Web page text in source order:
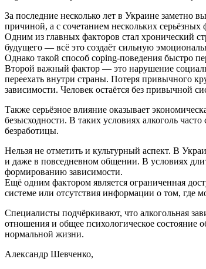
За последние несколько лет в Украине заметно
причиной, а с сочетанием нескольких
Одним из главных факторов стал хронический
будущего — всё это создаёт сильную
Однако такой способ coping-поведения быстро
Второй важный фактор — это нарушение
переехать внутри страны. Потеря привычного
зависимости. Человек остаётся без привычной
Также серьёзное влияние оказывает
безысходности. В таких условиях алкоголь
безработицы.
Нельзя не отметить и культурный аспект. В
и даже в повседневном общении. В условиях
формированию зависимости.
Ещё одним фактором является ограниченная
системе или отсутствия информации о том, где
Специалисты подчёркивают, что алкогольная
отношения и общее психологическое
нормальной жизни.
Александр Шевченко,